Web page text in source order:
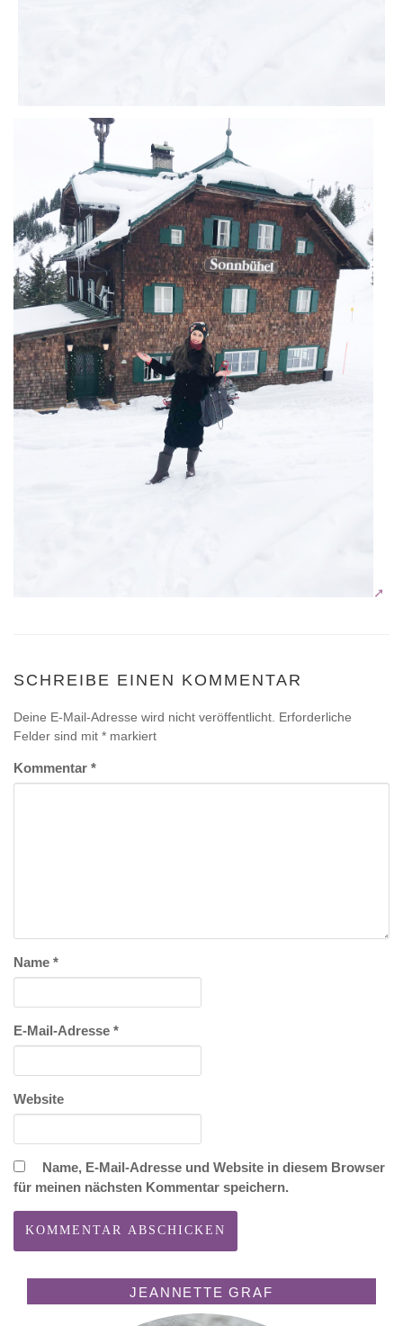
SCHREIBE EINEN KOMMENTAR
Deine E-Mail-Adresse wird nicht veröffentlicht. Erforderliche
Felder sind mit * markiert
Kommentar *
Name *
E-Mail-Adresse *
Website
Name, E-Mail-Adresse und Website in diesem Browser
für meinen nächsten Kommentar speichern.
JEANNETTE GRAF